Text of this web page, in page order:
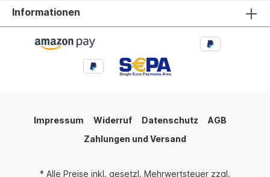
Informationen
Impressum Widerruf Datenschutz
AGB
Zahlungen und Versand
* Alle Preise inkl. gesetzl. Mehrwertsteuer zzgl.